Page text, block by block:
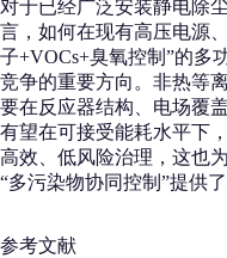
对于已经广泛安装静电除
言，如何在现有高压电源
子+VOCs+臭氧控制”的多
竞争的重要方向。非热等
要在反应器结构、电场覆
有望在可接受能耗水平下
高效、低风险治理，这也
“多污染物协同控制”提供
参考文献